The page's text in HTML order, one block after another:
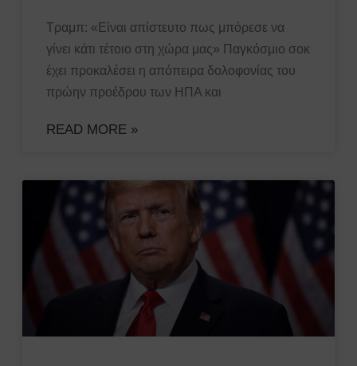
Τραμπ: «Είναι απίστευτο πως μπόρεσε να
γίνει κάτι τέτοιο στη χώρα μας» Παγκόσμιο σοκ
έχει προκαλέσει η απόπειρα δολοφονίας του
πρώην προέδρου των ΗΠΑ και
READ MORE »